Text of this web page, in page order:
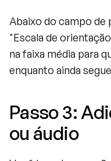
Abaixo do campo de
"Escala de
na faixa média para
enquanto ainda
Passo 3:
ou áudio